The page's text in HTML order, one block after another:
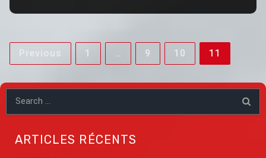
Pagination
des
publications
Previous 1 … 9 10 11
ARTICLES RÉCENTS